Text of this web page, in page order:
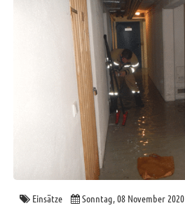
Einsätze Sonntag, 08 November 2020